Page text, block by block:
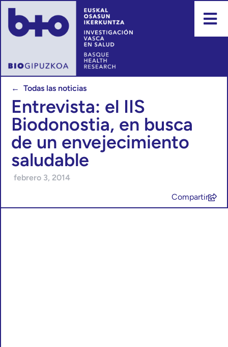
← Todas las noticias
Entrevista: el IIS
Biodonostia, en busca
de un envejecimiento
saludable
febrero 3, 2014
Compartir